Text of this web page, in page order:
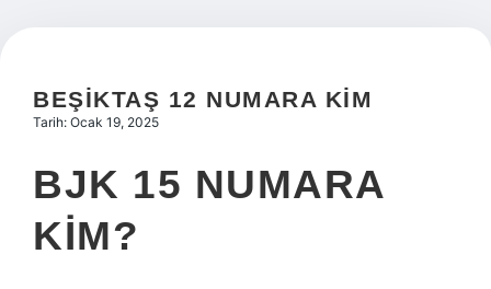
Hakkımızda
BEŞIKTAŞ 12 NUMARA KIM
Tarih: Ocak 19, 2025
BJK 15 NUMARA
KIM?